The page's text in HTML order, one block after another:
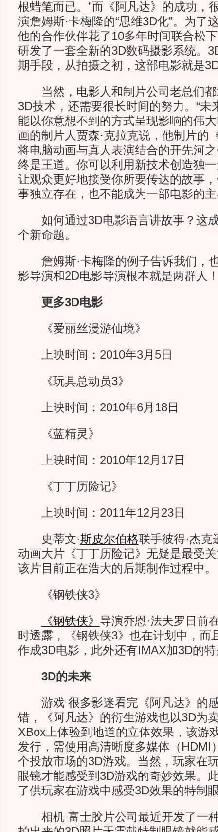
根蜡笔而已。”而《阿凡达》的成功，
演詹姆斯·卡梅隆的“思维3D化”。为了
他的合作伙伴花了10多年时间联合松
研发了一套全新的3D数码摄影系统。
期手段，从拍摄之初，这部电影就是
当然，电影人和制片公司老总们都
3D技术，还需要很长时间的努力。“未
能以你意想不到的方式呈现影响的伟
画的制片人贾森·克拉克说，他制片的
将电脑动画与真人表演结合的开先河
终是王道。你可以利用新技术创造独
让观众更好地接受你所要传达的故事
事独立存在，也不能成为一部电影的主
如何通过3D电影语言讲故事？这成
个新命题。
詹姆斯·卡梅隆的例子告诉我们，
影导演和2D电影导演根本就是两群人
更多3D电影
《爱丽丝漫游仙境》
上映时间：2010年3月5日
《玩具总动员3》
上映时间：2010年6月18日
《蓝精灵》
上映时间：2010年12月17日
《丁丁历险记》
上映时间：2011年12月23日
史蒂文·斯皮尔伯格联手彼得·杰克
动画大片《丁丁历险记》无疑是最受
该片目前正在浩大的后期制作过程中。
《钢铁侠3》
《钢铁侠》 导演乔恩·法夫罗日前
时透露，《钢铁侠3》也在计划中，而
作成3D电影，此外还有IMAX加3D的
3D的未来
游戏 很多影迷看完《阿凡达》的
错，《阿凡达》的衍生游戏也以3D为
XBox上体验到地道的立体效果，该游
发行，需使用高清晰度多媒体（HDMI
个投放市场的3D游戏。当然，玩家在
眼镜才能感受到3D游戏的奇妙效果。
了供玩家在游戏中感受3D效果的特制
相机 富士胶片公司最近开发了一